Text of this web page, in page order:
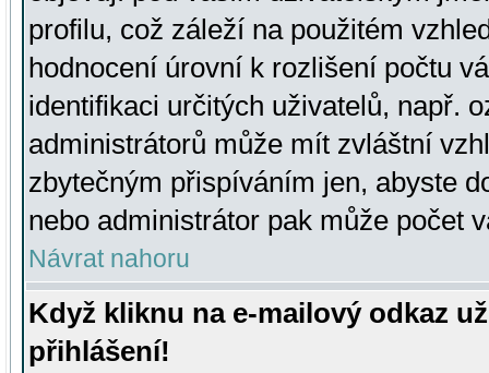
profilu, což záleží na použitém
hodnocení úrovní k rozlišení počtu
identifikaci určitých uživatelů, např.
administrátorů může mít zvláštní
zbytečným přispíváním jen, abyste
nebo administrátor pak může počet
Návrat nahoru
Když kliknu na e-mailový odkaz
přihlášení!